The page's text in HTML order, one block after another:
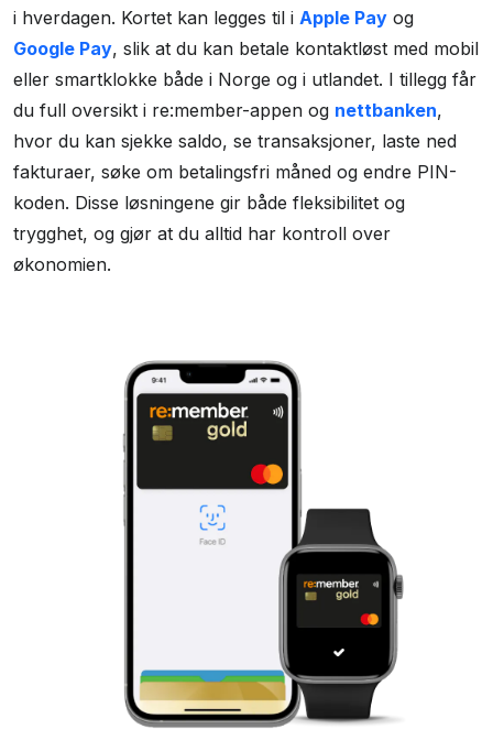
i hverdagen. Kortet kan legges til i Apple Pay og
Google Pay, slik at du kan betale kontaktløst med mobil
eller smartklokke både i Norge og i utlandet. I tillegg får
du full oversikt i re:member-appen og nettbanken,
hvor du kan sjekke saldo, se transaksjoner, laste ned
fakturaer, søke om betalingsfri måned og endre PIN-
koden. Disse løsningene gir både fleksibilitet og
trygghet, og gjør at du alltid har kontroll over
økonomien.